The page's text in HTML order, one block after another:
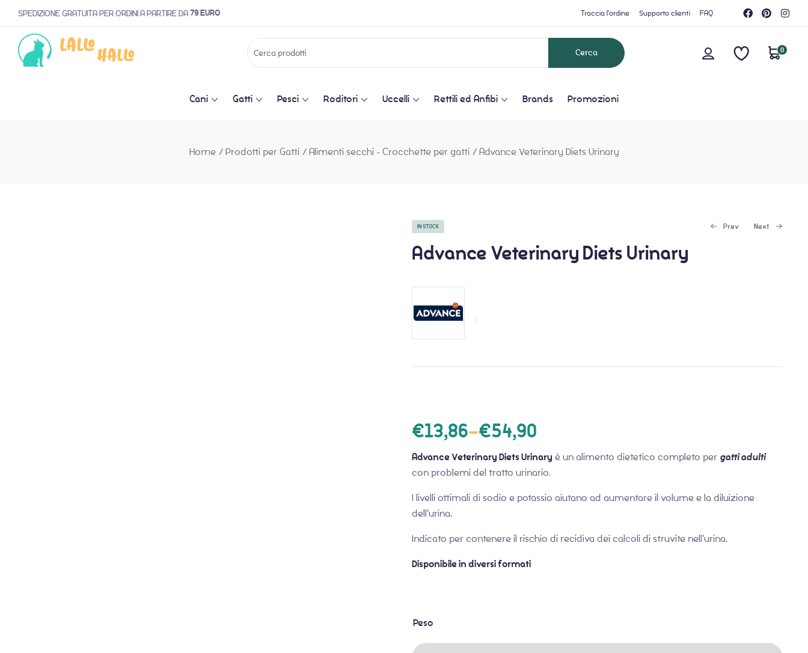
SPEDIZIONE GRATUITA PER ORDINI A PARTIRE DA79 EURO Traccia l'ordine Supporto clienti FAQ
0
Cani Gatti Pesci Roditori Uccelli Rettili ed Anfibi Brands Promozioni
Home / Prodotti per Gatti / Alimenti secchi - Crocchette per gatti / Advance Veterinary Diets Urinary
IN STOCK Prev Next
Advance Veterinary Diets Urinary
€13,86–€54,90
Advance Veterinary Diets Urinary è un alimento dietetico completo per gatti adulti
con problemi del tratto urinario.
I livelli ottimali di sodio e potassio aiutano ad aumentare il volume e la diluizione
dell’urina.
Indicato per contenere il rischio di recidiva dei calcoli di struvite nell’urina.
Disponibile in diversi formati
Peso